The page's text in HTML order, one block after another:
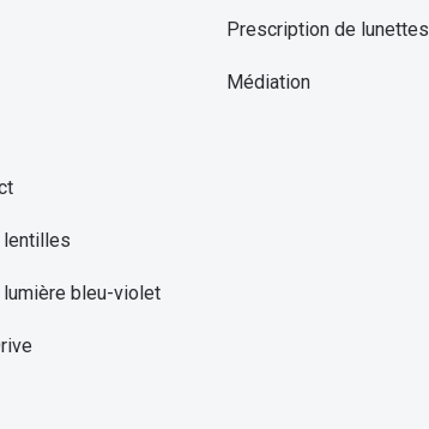
lentilles
bleu-violet
Prescription de lunettes
Médiation